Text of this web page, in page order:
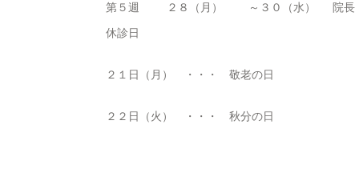
第５週
２８（月） ～ ３０（水）
院長
休診日
２１日（月） ・・・ 敬老の日
２２日（火） ・・・ 秋分の日